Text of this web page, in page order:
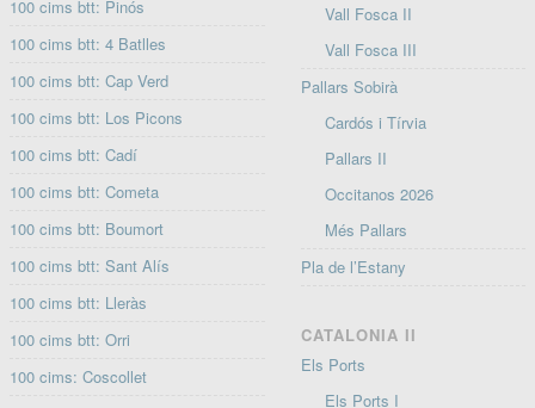
100 cims btt: Pinós
100 cims btt: 4 Batlles
100 cims btt: Cap Verd
100 cims btt: Los Picons
100 cims btt: Cadí
100 cims btt: Cometa
100 cims btt: Boumort
100 cims btt: Sant Alís
100 cims btt: Lleràs
100 cims btt: Orri
100 cims: Coscollet
Vall Fosca II
Vall Fosca III
Pallars Sobirà
Cardós i Tírvia
Pallars II
Occitanos 2026
Més Pallars
Pla de l’Estany
CATALONIA II
Els Ports
Els Ports I